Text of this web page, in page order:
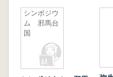
シンポジウ
ム 邪馬台
国